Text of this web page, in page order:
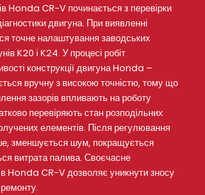
Honda CR-V починається з перевірки
двигуна. При виявленні
точне налаштування заводських
K20 і K24. У процесі робіт
конструкції двигуна Honda –
вручну з високою точністю, тому що
зазорів впливають на роботу
перевіряють стан розподільних
елементів. Після регулювання
зменшується шум, покращується
витрата палива. Своєчасне
Honda CR-V дозволяє уникнути зносу